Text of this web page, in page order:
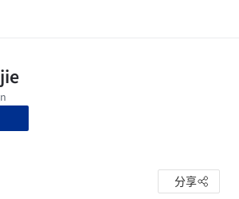
分享